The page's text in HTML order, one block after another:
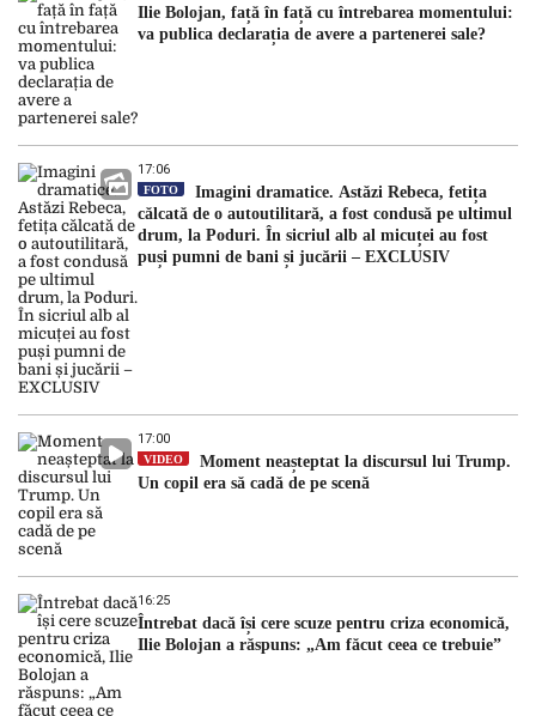
Ilie Bolojan, față în față cu întrebarea momentului:
va publica declarația de avere a partenerei sale?
17:06
FOTO
Imagini dramatice. Astăzi Rebeca, fetița
călcată de o autoutilitară, a fost condusă pe ultimul
drum, la Poduri. În sicriul alb al micuței au fost
puși pumni de bani și jucării – EXCLUSIV
17:00
VIDEO
Moment neașteptat la discursul lui Trump.
Un copil era să cadă de pe scenă
16:25
Întrebat dacă își cere scuze pentru criza economică,
Ilie Bolojan a răspuns: „Am făcut ceea ce trebuie”